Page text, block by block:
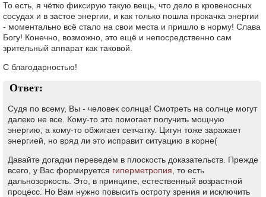
То есть, я чётко фиксирую такую вещь, что дело в кровеносных
сосудах и в застое энергии, и как только пошла прокачка энергии
- моментально всё стало на свои места и пришло в норму! Слава
Богу! Конечно, возможно, это ещё и непосредственно сам
зрительный аппарат как таковой.
С благодарностью!
Ответ:
Судя по всему, Вы - человек солнца! Смотреть на солнце могут
далеко не все. Кому-то это помогает получить мощную
энергию, а кому-то обжигает сетчатку. Цигун тоже заражает
энергией, но вряд ли это исправит ситуацию в корне(
Давайте догадки переведем в плоскость доказательств. Прежде
всего, у Вас формируется гиперметропия , то есть
дальнозоркость. Это, в принципе, естественный возрастной
процесс. Но Вам нужно повысить остроту зрения и исключить